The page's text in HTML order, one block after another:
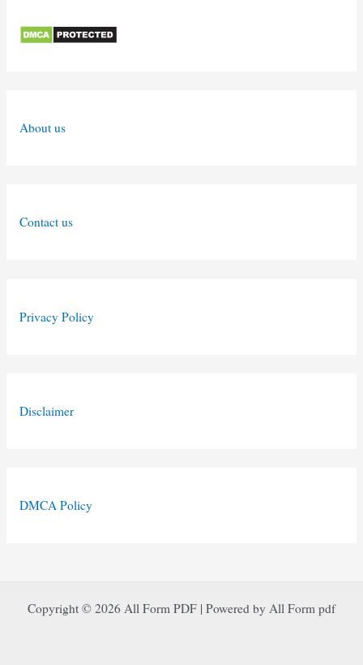
About us
Contact us
Privacy Policy
Disclaimer
DMCA Policy
Copyright © 2026 All Form PDF | Powered by All Form pdf